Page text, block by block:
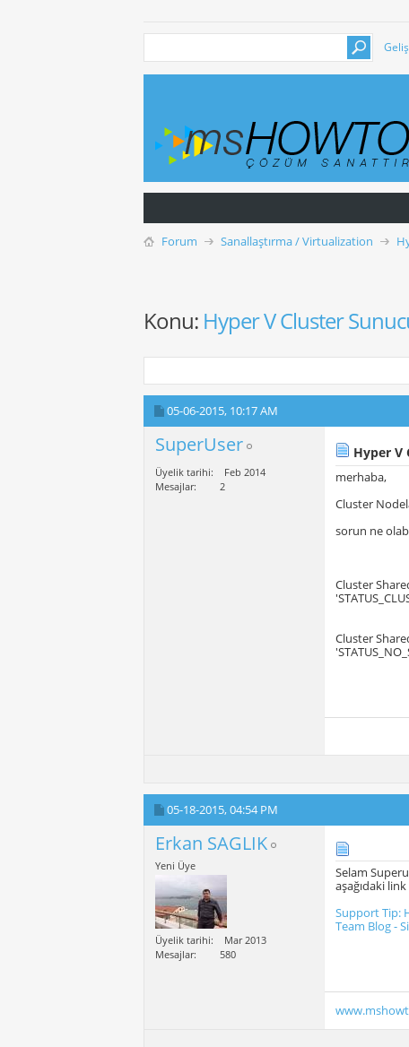
Forum Sanallaştırma / Virtualization
Konu: Hyper V Cluster
05-06-2015, 10:17 AM
SuperUser
Üyelik tarihi
Feb 2014
Mesajlar
2
Hyper V
merhaba,
Cluster
sorun ne
Cluster
Cluster
05-18-2015,04:54 PM
Erkan SAGLIK
Yeni Üye
Üyelik tarihi
Mar 2013
Mesajlar
580
Selam
aşağıdaki
Support Tip:
Team Blog -